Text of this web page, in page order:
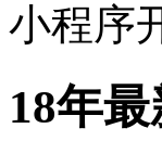
小程序
18年